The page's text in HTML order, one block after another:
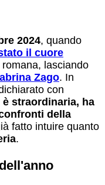
2024, quando
il cuore
lasciando
Zago. In
con
è straordinaria, ha
della
fatto intuire quanto
.